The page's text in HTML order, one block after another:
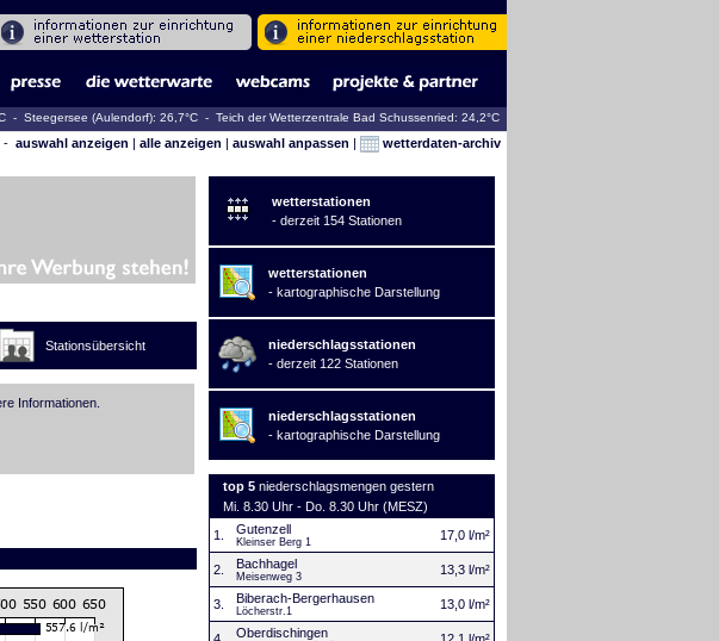
- Steegersee (Aulendorf): 26,7°C - Teich der Wetterzentrale Bad Schussenried: 24,2°C
- auswahl anzeigen | alle anzeigen | auswahl anpassen | wetterdaten-archiv
Stationsübersicht
Informationen.
wetterstationen
- derzeit 154 Stationen
wetterstationen
- kartographische Darstellung
niederschlagsstationen
- derzeit 122 Stationen
niederschlagsstationen
- kartographische Darstellung
top 5 niederschlagsmengen gestern
Mi. 8.30 Uhr - Do. 8.30 Uhr (MESZ)
1.
Gutenzell
Kleinser Berg 1 17,0 l/m²
2. Bachhagel
Meisenweg 3 13,3 l/m²
3. Biberach-Bergerhausen
Löcherstr.1 13,0 l/m²
Oberdischingen